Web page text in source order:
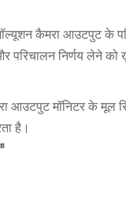
कैमरा आउटपुट के
परिचालन निर्णय लेने
आउटपुट मॉनिटर के मूल
है।